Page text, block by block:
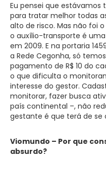
Eu pensei que estávamos
para tratar melhor todas
alto de risco. Mas não foi
o auxílio-transporte é
em 2009. E na portaria
a Rede Cegonha, só
pagamento de R$ 10 do
o que dificulta o
interesse do gestor.
monitorar, fazer busca
país continental –, não
gestante é que terá de se
Viomundo – Por que
absurdo?